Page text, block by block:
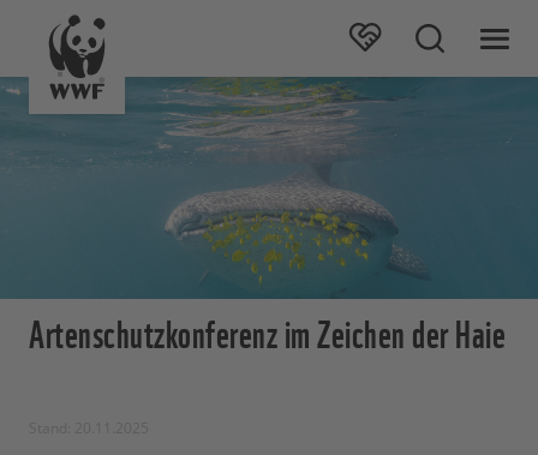
Artenschutzkonferenz im Zeichen der Haie